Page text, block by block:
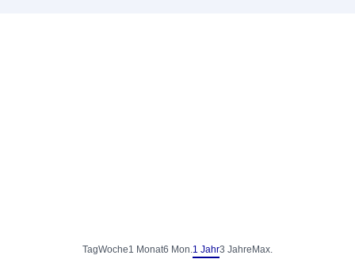
TagWoche1 Monat6 Mon.1 Jahr3 Jahre Max.